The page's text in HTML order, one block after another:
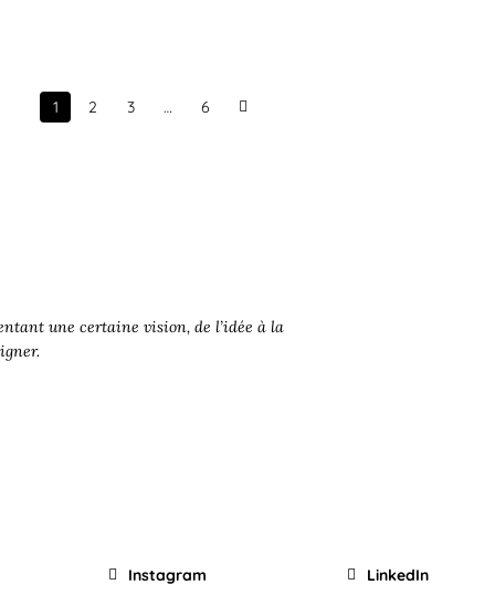
1 2 3 … 6 Next
une certaine vision, de l’idée à la
Instagram LinkedIn